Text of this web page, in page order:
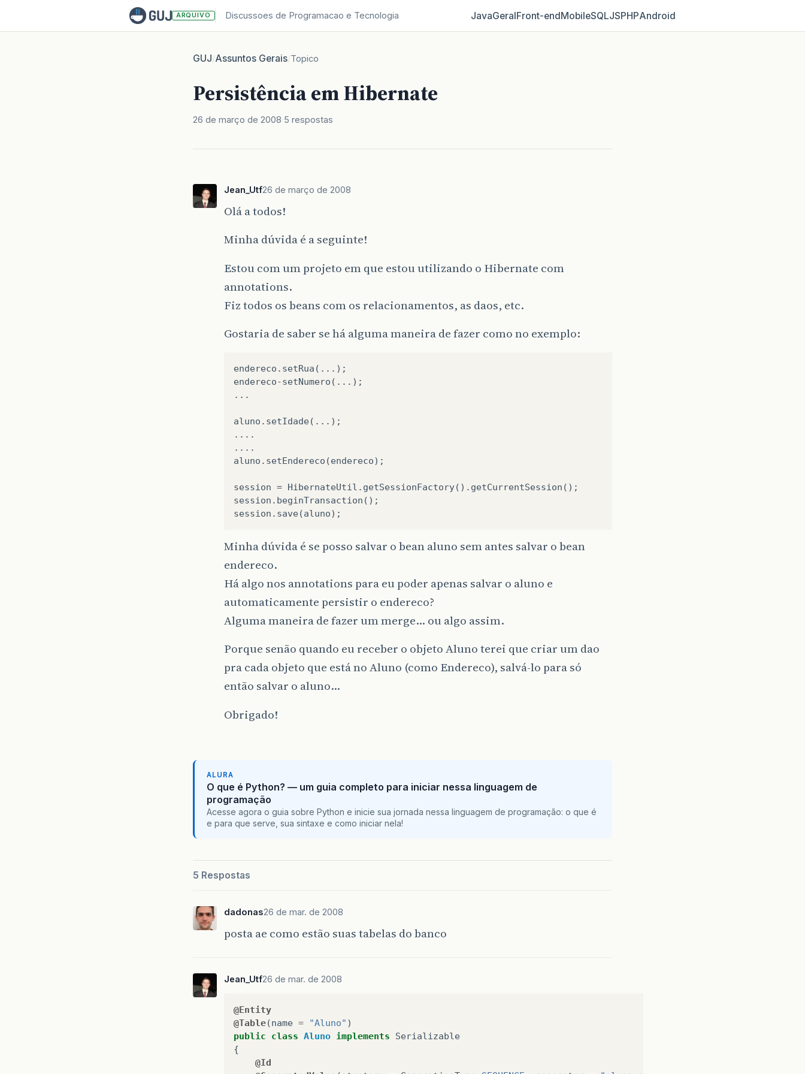
ARQUIVO Discussoes de Programacao e Tecnologia JavaGeralFront‑endMobileSQLJSPHPAndroid
GUJ/Assuntos Gerais/Topico
Persistência em Hibernate
26 de março de 2008 5 respostas
Jean_Utf26 de março de 2008
Olá a todos!
Minha dúvida é a seguinte!
Estou com um projeto em que estou utilizando o Hibernate com
annotations.
Fiz todos os beans com os relacionamentos, as daos, etc.
Gostaria de saber se há alguma maneira de fazer como no exemplo:
endereco.setRua(...);
endereco-setNumero(...);
...
aluno.setIdade(...);
....
....
aluno.setEndereco(endereco);
session = HibernateUtil.getSessionFactory().getCurrentSession();
session.beginTransaction();
Minha dúvida é se posso salvar o bean aluno sem antes salvar o bean
endereco.
Há algo nos annotations para eu poder apenas salvar o aluno e
automaticamente persistir o endereco?
Alguma maneira de fazer um merge… ou algo assim.
Porque senão quando eu receber o objeto Aluno terei que criar um dao
pra cada objeto que está no Aluno (como Endereco), salvá-lo para só
então salvar o aluno…
Obrigado!
ALURA
O que é Python? — um guia completo para iniciar nessa linguagem de
programação
Acesse agora o guia sobre Python e inicie sua jornada nessa linguagem de programação: o que é
e para que serve, sua sintaxe e como iniciar nela!
5 Respostas
dadonas26 de mar. de 2008
posta ae como estão suas tabelas do banco
Jean_Utf26 de mar. de 2008
@Entity
@Table(name = "Aluno" )
public
class Aluno implements
Serializable
{
@Id